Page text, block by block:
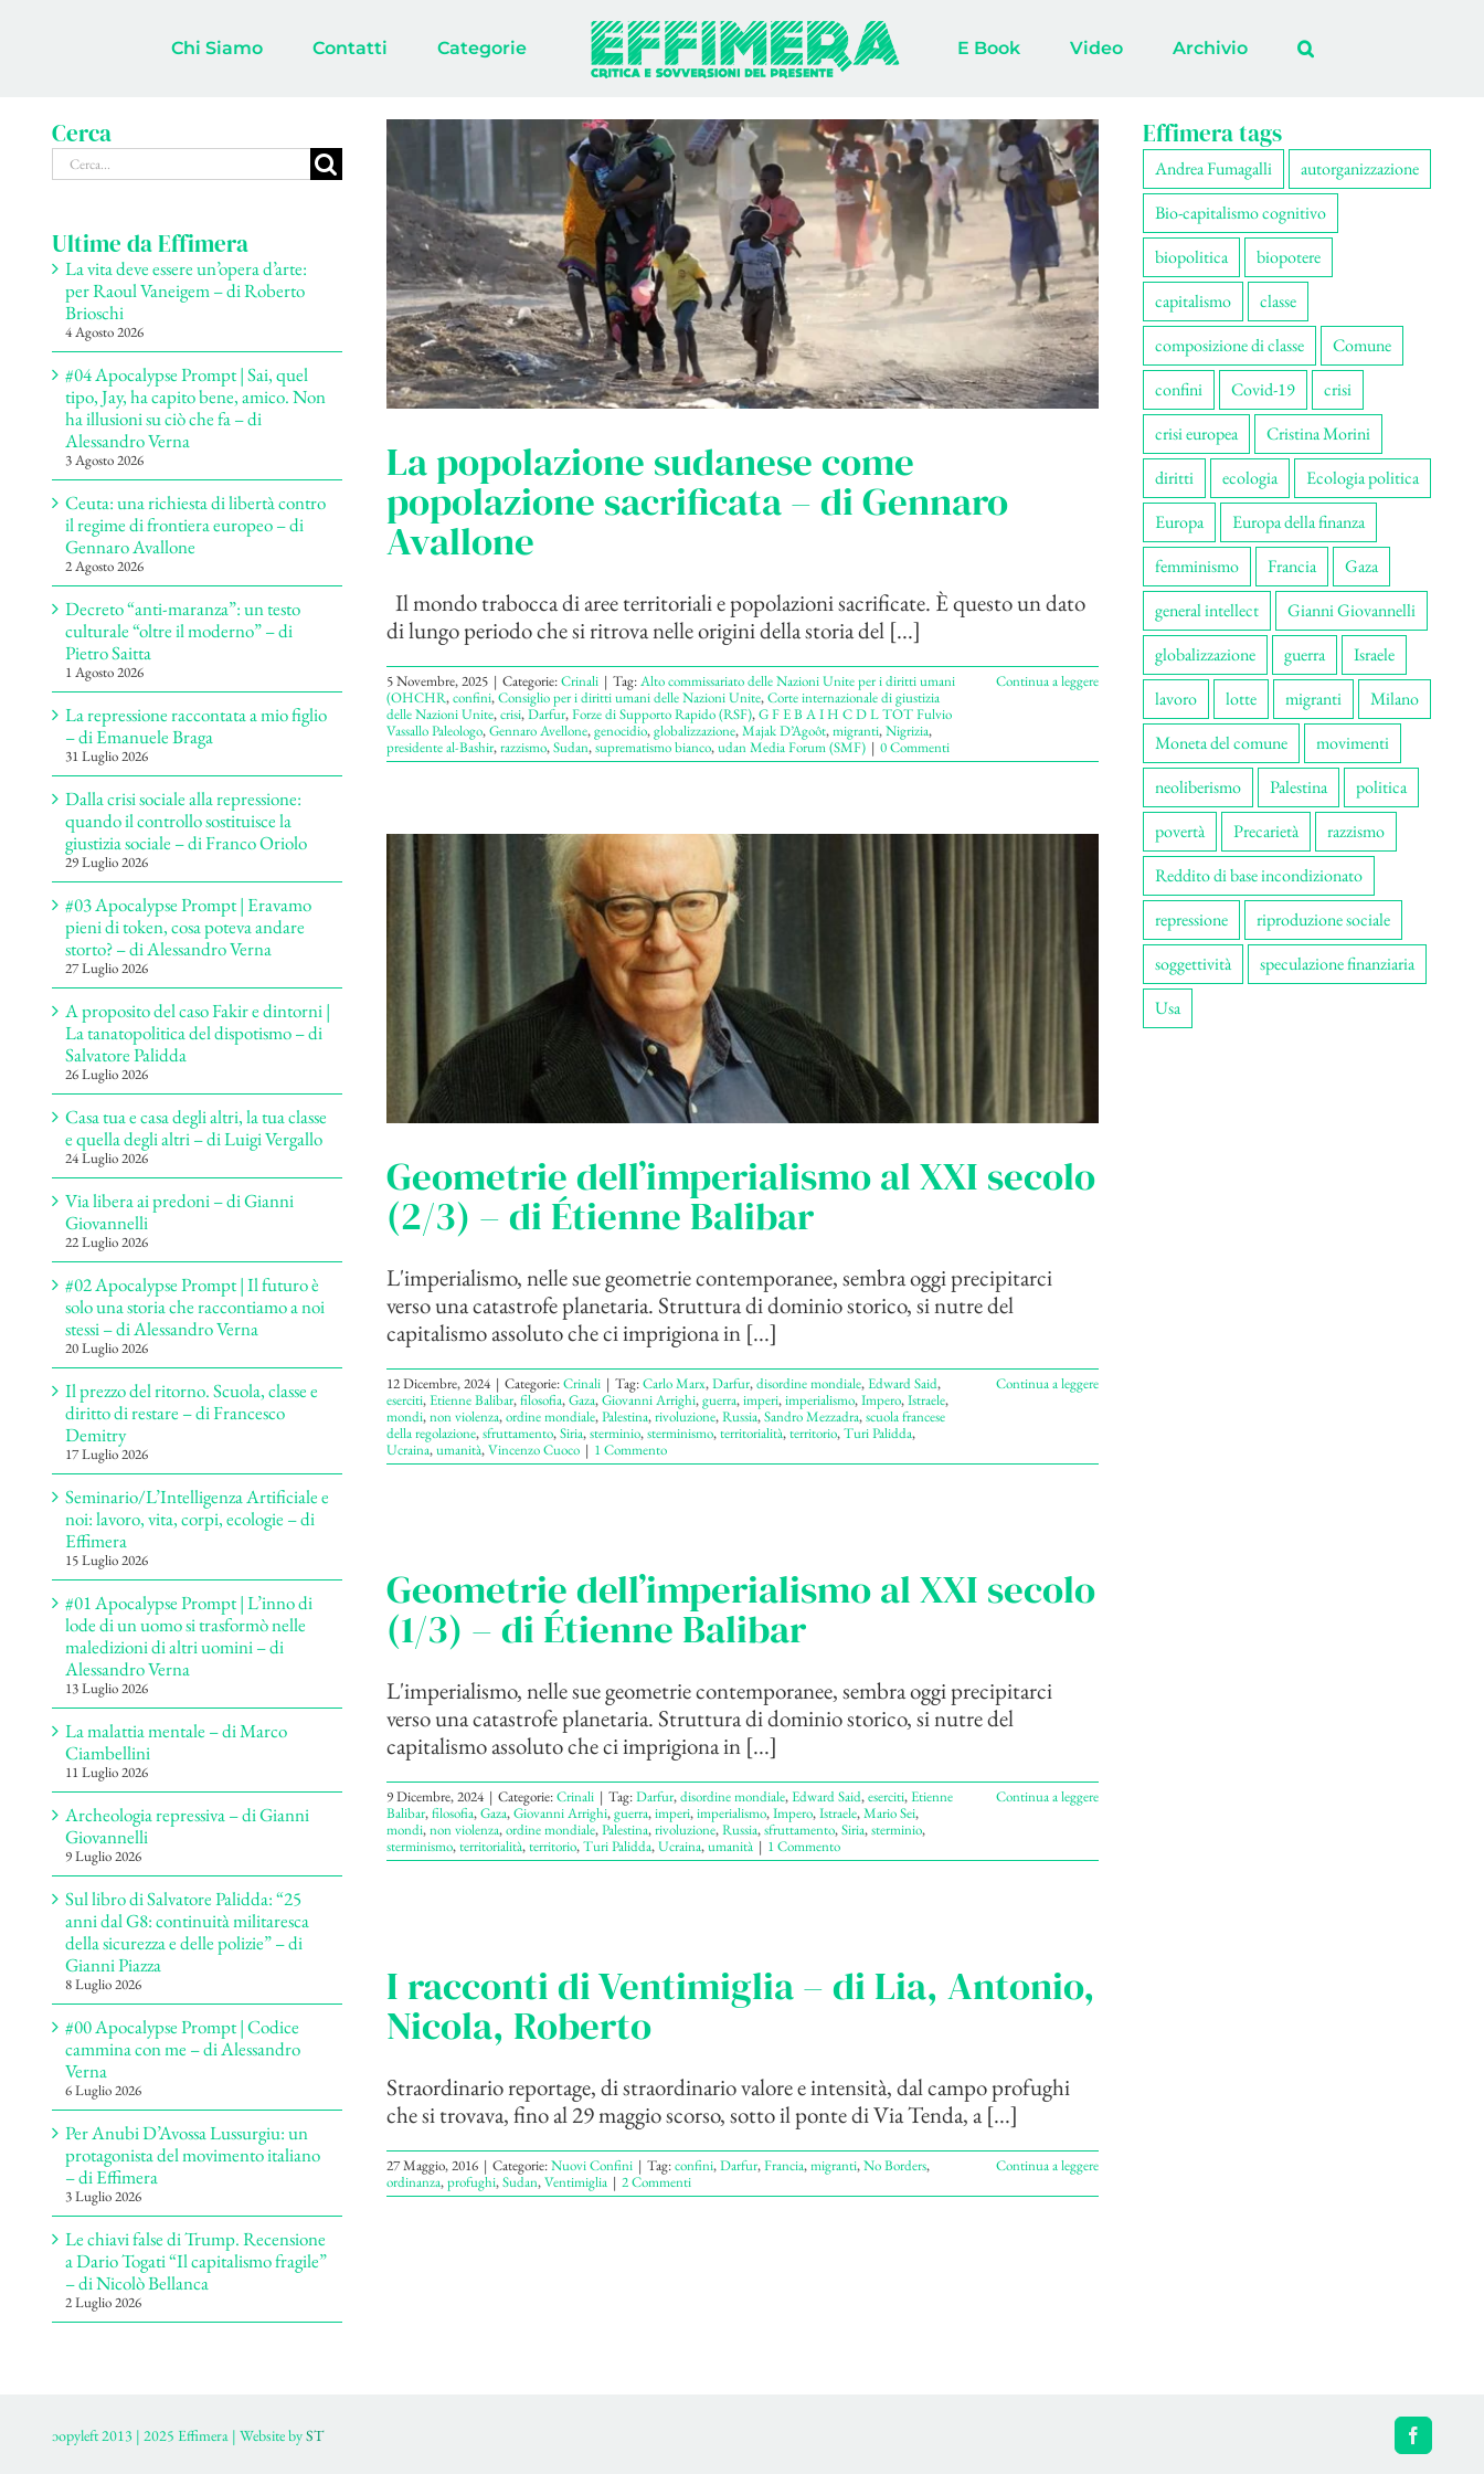
Chi Siamo Contatti Categorie E Book Video Archivio
La popolazione sudanese come
popolazione sacrificata – di Gennaro
Avallone
Il mondo trabocca di aree territoriali e popolazioni sacrificate. È questo un dato
di lungo periodo che si ritrova nelle origini della storia del [...]
5 Novembre, 2025 | Categorie:Crinali | Tag:Alto commissariato delle Nazioni Unite per i diritti umani
(OHCHR,confini,Consiglio per i diritti umani delle Nazioni Unite,Corte internazionale di giustizia
delle Nazioni Unite,crisi,Darfur,Forze di Supporto Rapido (RSF),G F E B A I H C D L TOT Fulvio
Vassallo Paleologo,Gennaro Avellone,genocidio,globalizzazione,Majak D’Agoôt,migranti,Nigrizia,
presidente al-Bashir,razzismo,Sudan,suprematismo bianco,udan Media Forum (SMF) | 0 Commenti
Continua a leggere
Geometrie dell’imperialismo al XXI secolo
(2/3) – di Étienne Balibar
L'imperialismo, nelle sue geometrie contemporanee, sembra oggi precipitarci
verso una catastrofe planetaria. Struttura di dominio storico, si nutre del
capitalismo assoluto che ci imprigiona in [...]
12 Dicembre, 2024 | Categorie:Crinali | Tag:Carlo Marx,Darfur,disordine mondiale,Edward Said,
eserciti,Etienne Balibar,filosofia,Gaza,Giovanni Arrighi,guerra,imperi,imperialismo,Impero,Istraele,
mondi,non violenza,ordine mondiale,Palestina,rivoluzione,Russia,Sandro Mezzadra,scuola francese
della regolazione,sfruttamento,Siria,sterminio,sterminismo,territorialità,territorio,Turi Palidda,
Ucraina,umanità,Vincenzo Cuoco | 1 Commento
Continua a leggere
Geometrie dell’imperialismo al XXI secolo
(1/3) – di Étienne Balibar
L'imperialismo, nelle sue geometrie contemporanee, sembra oggi precipitarci
verso una catastrofe planetaria. Struttura di dominio storico, si nutre del
capitalismo assoluto che ci imprigiona in [...]
9 Dicembre, 2024 | Categorie:Crinali | Tag:Darfur,disordine mondiale,Edward Said,eserciti,Etienne
Balibar,filosofia,Gaza,Giovanni Arrighi,guerra,imperi,imperialismo,Impero,Istraele,Mario Sei,
mondi,non violenza,ordine mondiale,Palestina,rivoluzione,Russia,sfruttamento,Siria,sterminio,
sterminismo,territorialità,territorio,Turi Palidda,Ucraina,umanità | 1 Commento
Continua a leggere
I racconti di Ventimiglia – di Lia, Antonio,
Nicola, Roberto
Straordinario reportage, di straordinario valore e intensità, dal campo profughi
che si trovava, fino al 29 maggio scorso, sotto il ponte di Via Tenda, a [...]
27 Maggio, 2016 | Categorie:Nuovi Confini | Tag:confini,Darfur,Francia,migranti,No Borders,
ordinanza,profughi,Sudan,Ventimiglia | 2 Commenti
Continua a leggere
Cerca
Cerca
per:
Ultime da Effimera
La vita deve essere un’opera d’arte:
per Raoul Vaneigem – di Roberto
Brioschi
4 Agosto 2026
#04 Apocalypse Prompt | Sai, quel
tipo, Jay, ha capito bene, amico. Non
ha illusioni su ciò che fa – di
Alessandro Verna
3 Agosto 2026
Ceuta: una richiesta di libertà contro
il regime di frontiera europeo – di
Gennaro Avallone
2 Agosto 2026
Decreto “anti-maranza”: un testo
culturale “oltre il moderno” – di
Pietro Saitta
1 Agosto 2026
La repressione raccontata a mio figlio
– di Emanuele Braga
31 Luglio 2026
Dalla crisi sociale alla repressione:
quando il controllo sostituisce la
giustizia sociale – di Franco Oriolo
29 Luglio 2026
#03 Apocalypse Prompt | Eravamo
pieni di token, cosa poteva andare
storto? – di Alessandro Verna
27 Luglio 2026
A proposito del caso Fakir e dintorni |
La tanatopolitica del dispotismo – di
Salvatore Palidda
26 Luglio 2026
Casa tua e casa degli altri, la tua classe
e quella degli altri – di Luigi Vergallo
24 Luglio 2026
Via libera ai predoni – di Gianni
Giovannelli
22 Luglio 2026
#02 Apocalypse Prompt | Il futuro è
solo una storia che raccontiamo a noi
stessi – di Alessandro Verna
20 Luglio 2026
Il prezzo del ritorno. Scuola, classe e
diritto di restare – di Francesco
Demitry
17 Luglio 2026
Seminario/L’Intelligenza Artificiale e
noi: lavoro, vita, corpi, ecologie – di
Effimera
15 Luglio 2026
#01 Apocalypse Prompt | L’inno di
lode di un uomo si trasformò nelle
maledizioni di altri uomini – di
Alessandro Verna
13 Luglio 2026
La malattia mentale – di Marco
Ciambellini
11 Luglio 2026
Archeologia repressiva – di Gianni
Giovannelli
9 Luglio 2026
Sul libro di Salvatore Palidda: “25
anni dal G8: continuità militaresca
della sicurezza e delle polizie” – di
Gianni Piazza
8 Luglio 2026
#00 Apocalypse Prompt | Codice
cammina con me – di Alessandro
Verna
6 Luglio 2026
Per Anubi D’Avossa Lussurgiu: un
protagonista del movimento italiano
– di Effimera
3 Luglio 2026
Le chiavi false di Trump. Recensione
a Dario Togati “Il capitalismo fragile”
– di Nicolò Bellanca
2 Luglio 2026
Effimera tags
Andrea Fumagalli
autorganizzazione
Bio-capitalismo cognitivo
biopolitica
biopotere
capitalismo
classe
composizione di classe
Comune
confini
Covid-19
crisi
crisi europea
Cristina Morini
diritti
ecologia
Ecologia politica
Europa
Europa della finanza
femminismo
Francia
Gaza
general intellect
Gianni Giovannelli
globalizzazione
guerra
Israele
lavoro
lotte migranti
Milano
Moneta del comune
movimenti
neoliberismo
Palestina
politica
povertà
Precarietà
razzismo
Reddito di base incondizionato
repressione
riproduzione sociale
soggettività
speculazione finanziaria
Usa
ɔopyleft 2013 | 2025 Effimera | Website byST Facebook